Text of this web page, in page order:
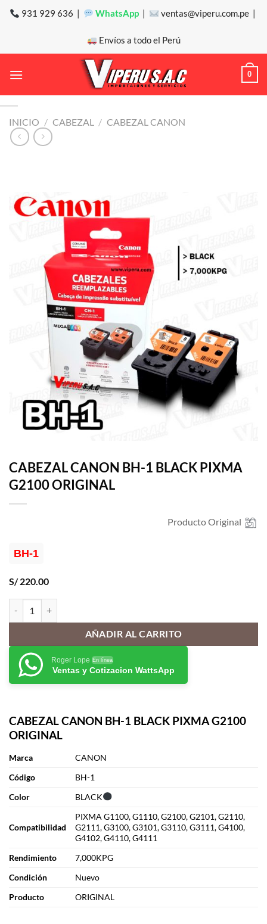
Saltar
931 929 636 | WhatsApp | ventas@viperu.com.pe |
Envíos a todo el Perú
0
INICIO / CABEZAL / CABEZAL CANON
CABEZAL CANON BH-1 BLACK PIXMA
G2100 ORIGINAL
Producto Original
BH-1
S/220.00
AÑADIR AL CARRITO
Roger Lope En línea
Ventas y Cotizacion WattsApp
CABEZAL CANON BH-1 BLACK PIXMA G2100
ORIGINAL
Marca
CANON
Código
BH-1
Color
BLACK
Compatibilidad
PIXMA G1100, G1110, G2100, G2101, G2110,
G2111, G3100, G3101, G3110, G3111, G4100,
G4102, G4110, G4111
Rendimiento
7,000KPG
Condición
Nuevo
Producto
ORIGINAL